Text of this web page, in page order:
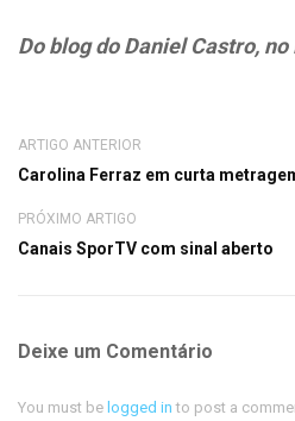
Do blog do Daniel Castro, no
ARTIGO ANTERIOR
Carolina Ferraz em curta
PRÓXIMO ARTIGO
Canais SporTV com sinal aberto
Deixe um Comentário
You must be logged in to post a